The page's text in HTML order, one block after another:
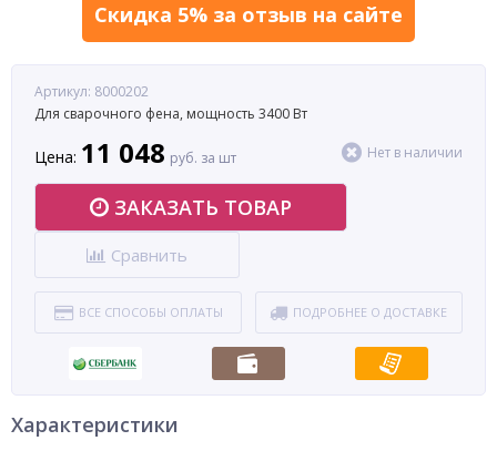
Скидка 5% за отзыв на сайте
Артикул: 8000202
Для сварочного фена, мощность 3400 Вт
Цена: 11 048 руб. за шт Нет в наличии
ЗАКАЗАТЬ ТОВАР
Сравнить
ВСЕ СПОСОБЫ ОПЛАТЫ ПОДРОБНЕЕ О ДОСТАВКЕ
Характеристики